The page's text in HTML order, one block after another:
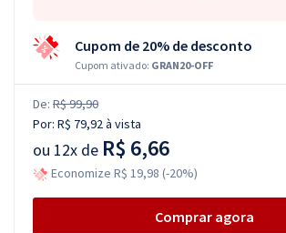
Cupom de 20% de desconto
Cupom ativado: GRAN20-OFF
De: R$ 99,90
Por: R$ 79,92à vista
ou 12x de R$ 6,66
Economize R$ 19,98 (-20%)
Comprar agora